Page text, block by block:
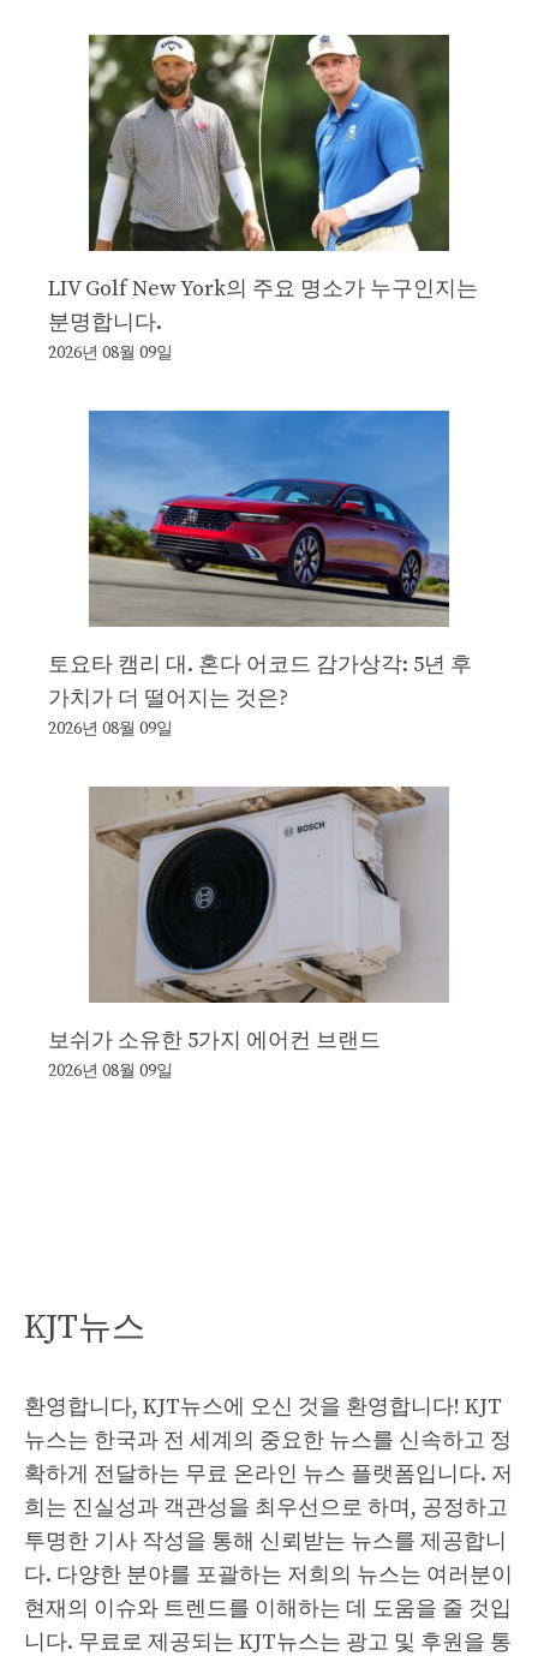
LIV Golf New York의 주요 명소가 누구인지는
분명합니다.
2026년 08월 09일
토요타 캠리 대. 혼다 어코드 감가상각: 5년 후
가치가 더 떨어지는 것은?
2026년 08월 09일
보쉬가 소유한 5가지 에어컨 브랜드
2026년 08월 09일
KJT뉴스
환영합니다, KJT뉴스에 오신 것을 환영합니다! KJT
뉴스는 한국과 전 세계의 중요한 뉴스를 신속하고 정
확하게 전달하는 무료 온라인 뉴스 플랫폼입니다. 저
희는 진실성과 객관성을 최우선으로 하며, 공정하고
투명한 기사 작성을 통해 신뢰받는 뉴스를 제공합니
다. 다양한 분야를 포괄하는 저희의 뉴스는 여러분이
현재의 이슈와 트렌드를 이해하는 데 도움을 줄 것입
니다. 무료로 제공되는 KJT뉴스는 광고 및 후원을 통